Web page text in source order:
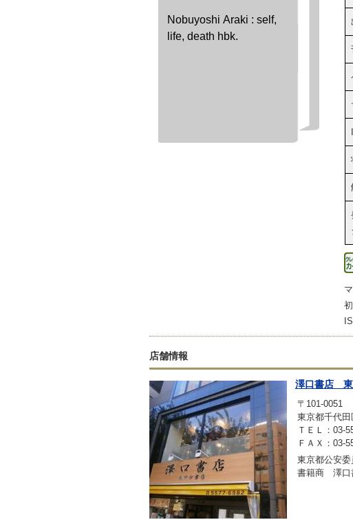
Nobuyoshi Araki : self,
life, death hbk.
店舗情報
澤口書店 東
〒101-0051
東京都千代
ＴＥＬ：03-
ＦＡＸ：03-
東京都公安
書籍商 澤口